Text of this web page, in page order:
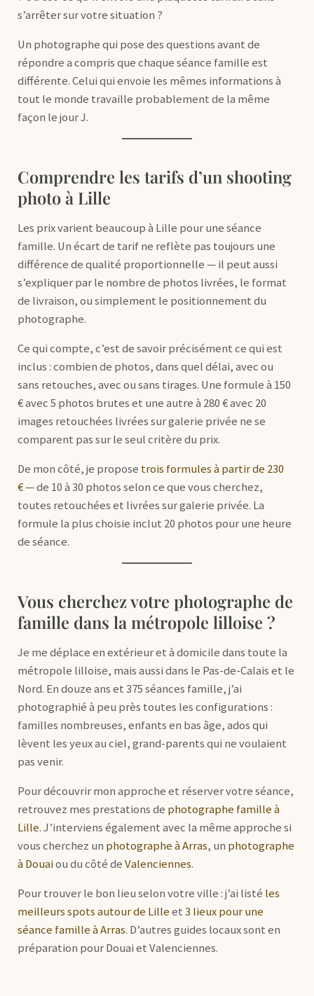
s’arrêter sur votre situation ?
Un photographe qui pose des questions avant de
répondre a compris que chaque séance famille est
différente. Celui qui envoie les mêmes informations à
tout le monde travaille probablement de la même
façon le jour J.
Comprendre les tarifs d’un shooting
photo à Lille
Les prix varient beaucoup à Lille pour une séance
famille. Un écart de tarif ne reflète pas toujours une
différence de qualité proportionnelle — il peut aussi
s’expliquer par le nombre de photos livrées, le format
de livraison, ou simplement le positionnement du
photographe.
Ce qui compte, c’est de savoir précisément ce qui est
inclus : combien de photos, dans quel délai, avec ou
sans retouches, avec ou sans tirages. Une formule à 150
€ avec 5 photos brutes et une autre à 280 € avec 20
images retouchées livrées sur galerie privée ne se
comparent pas sur le seul critère du prix.
De mon côté, je propose trois formules à partir de 230
€— de 10 à 30 photos selon ce que vous cherchez,
toutes retouchées et livrées sur galerie privée. La
formule la plus choisie inclut 20 photos pour une heure
de séance.
Vous cherchez votre photographe de
famille dans la métropole lilloise ?
Je me déplace en extérieur et à domicile dans toute la
métropole lilloise, mais aussi dans le Pas-de-Calais et le
Nord. En douze ans et 375 séances famille, j’ai
photographié à peu près toutes les configurations :
familles nombreuses, enfants en bas âge, ados qui
lèvent les yeux au ciel, grand-parents qui ne voulaient
pas venir.
Pour découvrir mon approche et réserver votre séance,
retrouvez mes prestations de photographe famille à
Lille. J’interviens également avec la même approche si
vous cherchez un photographe à Arras, un photographe
à Douaiou du côté deValenciennes.
Pour trouver le bon lieu selon votre ville : j’ai listé les
meilleurs spots autour de Lilleet3 lieux pour une
séance famille à Arras. D’autres guides locaux sont en
préparation pour Douai et Valenciennes.